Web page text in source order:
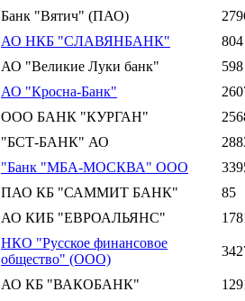
Банк "Вятич" (ПАО)
АО НКБ "СЛАВЯНБАНК"
804
АО "Великие Луки банк"
598
АО "Кросна-Банк"
ООО БАНК "КУРГАН"
"БСТ-БАНК" АО
"Банк "МБА-МОСКВА" ООО
ПАО КБ "САММИТ БАНК"
85
АО КИБ "ЕВРОАЛЬЯНС"
НКО "Русское финансовое
общество" (ООО)
АО КБ "ВАКОБАНК"